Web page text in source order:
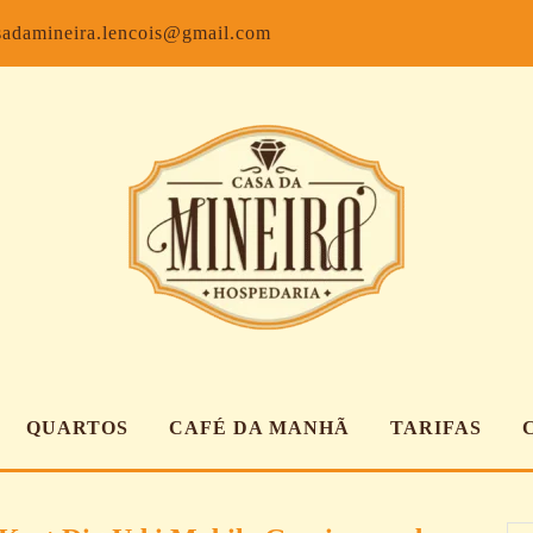
QUARTOS CAFÉ DA MANHÃ TARIFAS